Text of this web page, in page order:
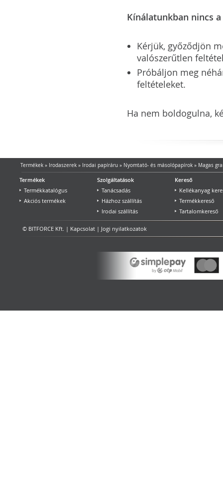
Kínálatunkban nincs
Kérjük, győződjön
valószerűtlen
Próbáljon meg
feltételeket.
Ha nem boldogulna,
Termékek» Irodaszerek» Irodai papíráru» Nyomtató- és másolópapírok» Magas
Termékek
Termékkatalógus
Akciós termékek
Szolgáltatások
Tanácsadás
Házhoz szállítás
Irodai szállítás
Kereső
Kellékanyag
Termékkereső
Tartalomkereső
© BITFORCE Kft. | Kapcsolat | Jogi nyilatkozatok